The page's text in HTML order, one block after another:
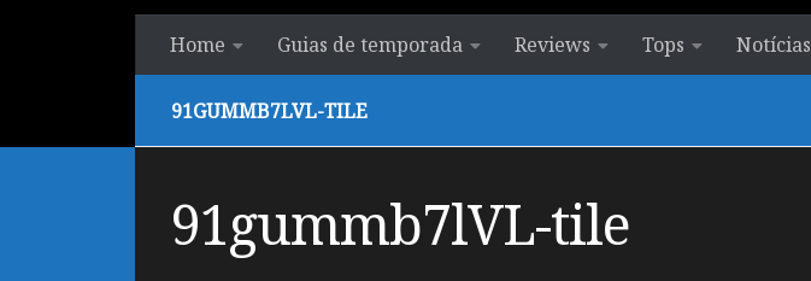
Home Guias de temporada Reviews Tops Notícias
91GUMMB7LVL-TILE
91gummb7lVL-tile